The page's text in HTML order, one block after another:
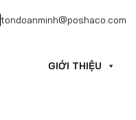
tondoanminh@poshaco.com
GIỚI THIỆU